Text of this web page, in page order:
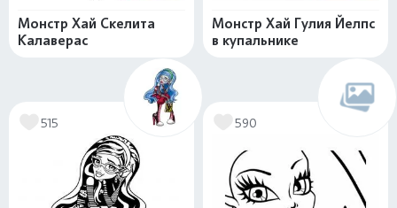
Монстр Хай Скелита
Калаверас
Монстр Хай Гулия Йелпс
в купальнике
515 590